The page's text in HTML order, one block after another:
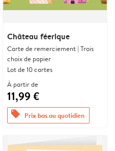
Château féerique
Carte de remerciement | Trois
choix de papier
Lot de 10 cartes
À partir de
11,99 €
offers Prix bas au quotidien